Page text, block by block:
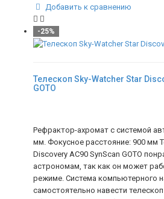
Добавить к сравнению
-25%
Телескоп Sky-Watcher Star
GOTO
Рефрактор-ахромат с системой
мм. Фокусное расстояние: 900 мм
Discovery AC90 SynScan GOTO
астрономам, так как он может
режиме. Система компьютерного
самостоятельно навести